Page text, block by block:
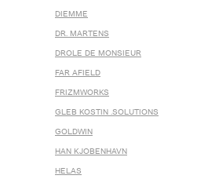
DIEMME
DR. MARTENS
DROLE DE MONSIEUR
FAR AFIELD
FRIZMWORKS
GLEB KOSTIN .SOLUTIONS
GOLDWIN
HAN KJOBENHAVN
HELAS